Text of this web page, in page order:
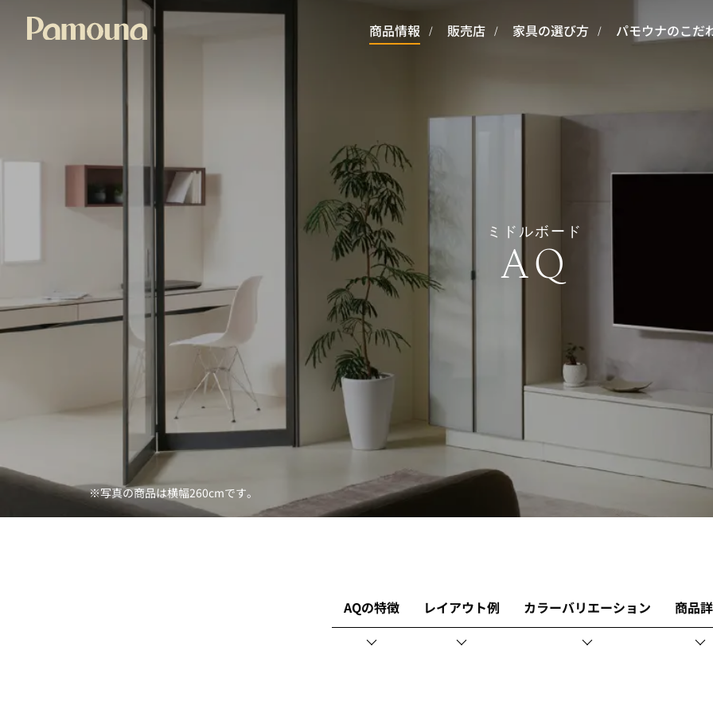
商品情報 販売店 家具の選び方 パモウナのこだ
ミドルボード
AQ
※写真の商品は横幅260cmです。
AQの特徴 レイアウト例 カラーバリエーション 商品